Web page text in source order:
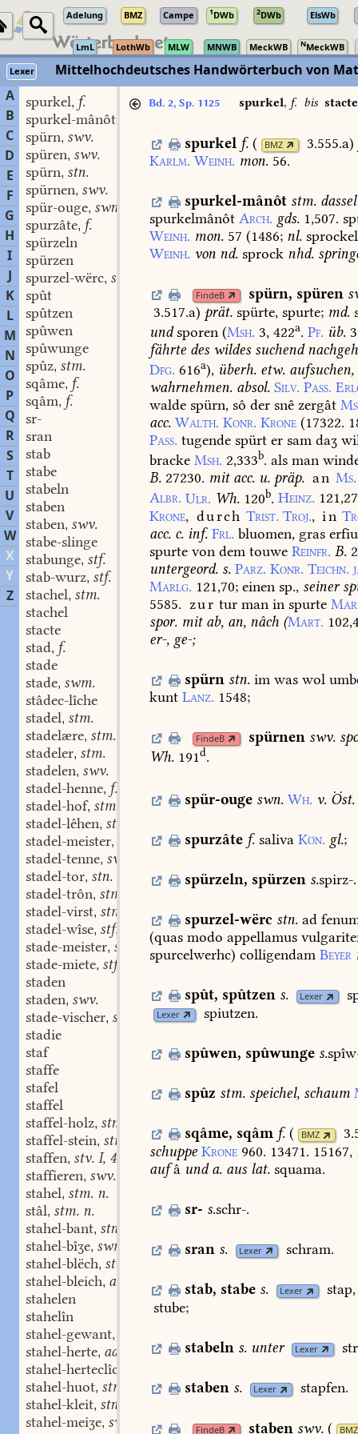
Adelung BMZ Campe 1DWb 2DWb ElsWb
LmL LothWb MLW MNWB MeckWB NMeckWB
Lexer
Mittelhochdeutsches Handwörterbuch von
A
B
C
D
E
F
G
H
I
J
K
L
M
N
O
P
Q
R
S
T
U
V
W
X
Y
Z
spurkel, f.
spurkel-mânôt
spürn, swv.
spüren, swv.
spürn, stn.
spürnen, swv.
spür-ouge, swn.
spurzâte, f.
spürzeln
spürzen
spurzel-wërc, stn.
spût
spûtzen
spûwen
spûwunge
spûz, stm.
sqâme, f.
sqâm, f.
sr-
sran
stab
stabe
stabeln
staben
staben, swv.
stabe-slinge
stabunge, stf.
stab-wurz, stf.
stachel, stm.
stachel
stacte
stad, f.
stade
stade, swm.
stâdec-lîche
stadel, stm.
stadelære, stm.
stadeler, stm.
stadelen, swv.
stadel-henne, f.
stadel-hof, stm.
stadel-lêhen, stn.
stadel-meister,
stadel-tenne, swm.
stadel-tor, stn.
stadel-trôn, stm.
stadel-virst, stm.
stadel-wîse, stf.
stade-meister, stm.
stade-miete, stf.
staden
staden, swv.
stade-vischer, stm.
stadie
staf
staffe
stafel
staffel
staffel-holz, stn.
staffel-stein, stm.
staffen, stv. I, 4.
staffieren, swv.
stahel, stm. n.
stâl, stm. n.
stahel-bant, stn.
stahel-bîʒe, swm.
stahel-blëch, stn.
stahel-bleich, adj.
stahelen
stahelîn
stahel-gewant,
stahel-herte, adj.
stahel-herteclîche
stahel-huot, stm.
stahel-kleit, stn.
stahel-meiʒe, swm.
Bd. 2, Sp. 1125 spurkel, f. bis stacte
spurkel f. ( BMZ 3.555.a)
Karlm. Weinh. mon. 56.
spurkel-mânôt stm.
spurkelmânôt Arch. gds. 1,507.
Weinh. mon. 57 (1486; nl.
Weinh. von nd. sprock nhd.
FindeB spürn, spüren
3.517.a) prät. spürte, spurte; md.
undsporen (Msh. 3, 422a. Pf. üb.
fährte des wildes suchend
Dfg. 616a), überh. etw. aufsuchen,
wahrnehmen. absol. Silv. Pass.
walde spürn, sô der snê zergât
acc. Walth. Konr. Krone (17322.
Pass. tugende spürt er sam daʒ
bracke Msh. 2,333b. als man
B. 27230. mitacc. u. präp. an Ms.
Albr. Ulr. Wh. 120b. Heinz.
Krone, durch Trist. Troj., in
acc. c. inf. Frl. bluomen, gras
spurte von dem touwe Reinfr. B.
untergeord. s. Parz. Konr. Teichn.
Marlg. 121,70; einen sp., seiner
5585. zur turmaninspurte
spor. mitab, an, nâch (Mart.
er-, ge-;
spürn stn. imwaswol
kunt Lanz. 1548;
FindeB spürnen swv.
Wh. 191d.
spür-ouge swn. Wh. v.Öst.
spurzâte f. saliva Kön. gl.;
spürzeln, spürzen s.spirz-.
spurzel-wërc stn. ad
(quas modo appellamus
spurcelwerhc) colligendam Beyer
spût, spûtzen s. Lexer
Lexer spiutzen.
spûwen, spûwunge s.
spûz stm. speichel,schaum
sqâme, sqâm f. ( BMZ
schuppe Krone 960. 13471. 15167,
aufâ unda. aus lat. squama.
sr- s.schr-.
sran s. Lexer schram.
stab, stabe s. Lexer
stap,
stube;
stabeln s.unter Lexer
staben s. Lexer stapfen.
FindeB staben swv. ( BMZ